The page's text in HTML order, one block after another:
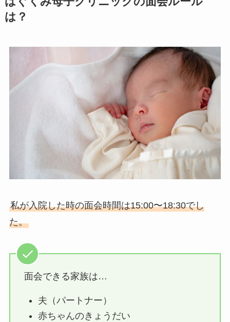
は？
私が入院した時の面会時間は15:00〜18:30でし
た。
面会できる家族は…
夫（パートナー）
赤ちゃんのきょうだい